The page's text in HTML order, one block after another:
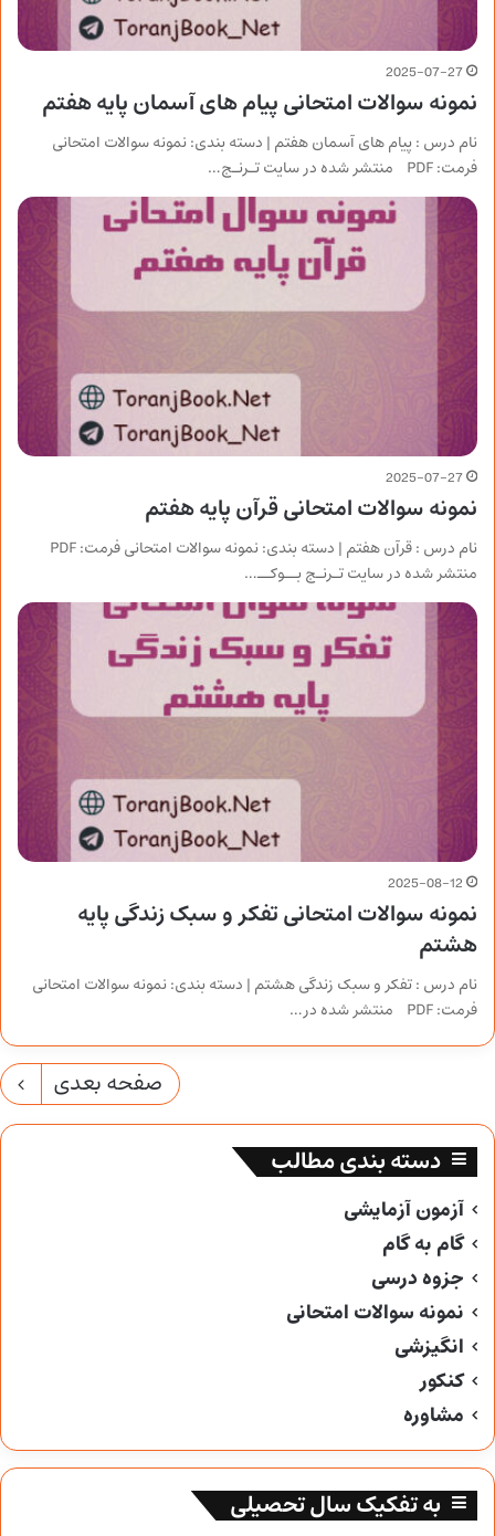
2025-07-27
نمونه سوالات امتحانی پیام های آسمان پایه هفتم
نام درس : پیام های آسمان هفتم | دسته بندی: نمونه سوالات امتحانی
فرمت: PDF منتشر شده در سایت تـرنـج…
2025-07-27
نمونه سوالات امتحانی قرآن پایه هفتم
منتشر شده در سایت تـرنـج بــوکــ…
2025-08-12
نمونه سوالات امتحانی تفکر و سبک زندگی پایه
هشتم
نام درس : تفکر و سبک زندگی هشتم | دسته بندی: نمونه سوالات امتحانی
فرمت: PDF منتشر شده در…
صفحه بعدی
دسته بندی مطالب
آزمون آزمایشی
گام به گام
جزوه درسی
نمونه سوالات امتحانی
انگیزشی
کنکور
مشاوره
به تفکیک سال تحصیلی